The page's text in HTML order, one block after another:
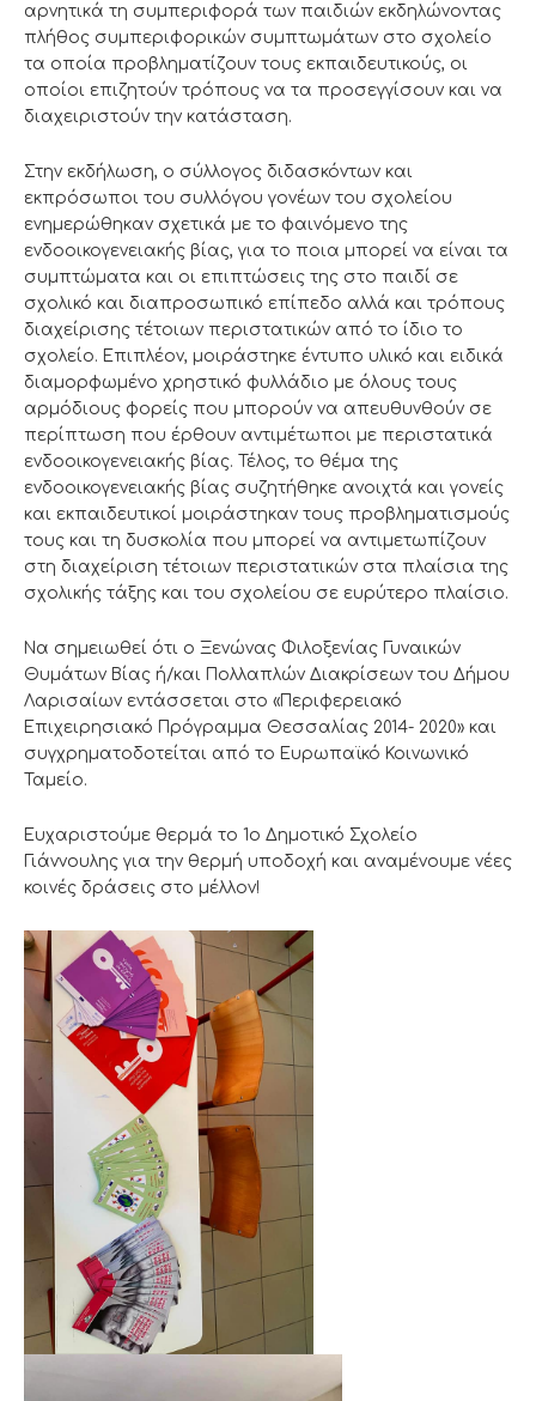
αρνητικά τη συμπεριφορά των παιδιών εκδηλώνοντας
πλήθος συμπεριφορικών συμπτωμάτων στο σχολείο
τα οποία προβληματίζουν τους εκπαιδευτικούς, οι
οποίοι επιζητούν τρόπους να τα προσεγγίσουν και να
διαχειριστούν την κατάσταση.
Στην εκδήλωση, ο σύλλογος διδασκόντων και
εκπρόσωποι του συλλόγου γονέων του σχολείου
ενημερώθηκαν σχετικά με το φαινόμενο της
ενδοοικογενειακής βίας, για το ποια μπορεί να είναι τα
συμπτώματα και οι επιπτώσεις της στο παιδί σε
σχολικό και διαπροσωπικό επίπεδο αλλά και τρόπους
διαχείρισης τέτοιων περιστατικών από το ίδιο το
σχολείο. Επιπλέον, μοιράστηκε έντυπο υλικό και ειδικά
διαμορφωμένο χρηστικό φυλλάδιο με όλους τους
αρμόδιους φορείς που μπορούν να απευθυνθούν σε
περίπτωση που έρθουν αντιμέτωποι με περιστατικά
ενδοοικογενειακής βίας. Τέλος, το θέμα της
ενδοοικογενειακής βίας συζητήθηκε ανοιχτά και γονείς
και εκπαιδευτικοί μοιράστηκαν τους προβληματισμούς
τους και τη δυσκολία που μπορεί να αντιμετωπίζουν
στη διαχείριση τέτοιων περιστατικών στα πλαίσια της
σχολικής τάξης και του σχολείου σε ευρύτερο πλαίσιο.
Να σημειωθεί ότι ο Ξενώνας Φιλοξενίας Γυναικών
Θυμάτων Βίας ή/και Πολλαπλών Διακρίσεων του Δήμου
Λαρισαίων εντάσσεται στο «Περιφερειακό
Επιχειρησιακό Πρόγραμμα Θεσσαλίας 2014- 2020» και
συγχρηματοδοτείται από το Ευρωπαϊκό Κοινωνικό
Ταμείο.
Ευχαριστούμε θερμά το 1ο Δημοτικό Σχολείο
Γιάννουλης για την θερμή υποδοχή και αναμένουμε νέες
κοινές δράσεις στο μέλλον!